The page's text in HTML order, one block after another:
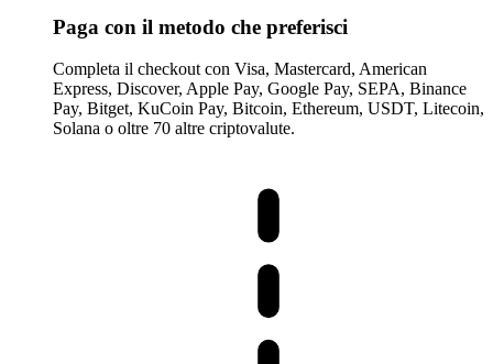
Paga con il metodo che preferisci
Completa il checkout con Visa, Mastercard, American
Express, Discover, Apple Pay, Google Pay, SEPA, Binance
Pay, Bitget, KuCoin Pay, Bitcoin, Ethereum, USDT, Litecoin,
Solana o oltre 70 altre criptovalute.